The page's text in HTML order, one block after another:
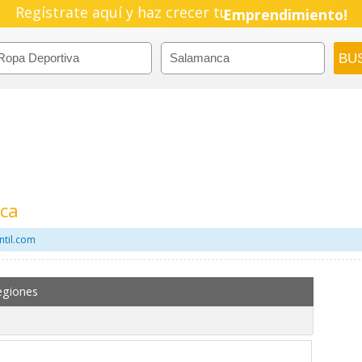
Regístrate aquí y haz crecer tuEmprendimiento!